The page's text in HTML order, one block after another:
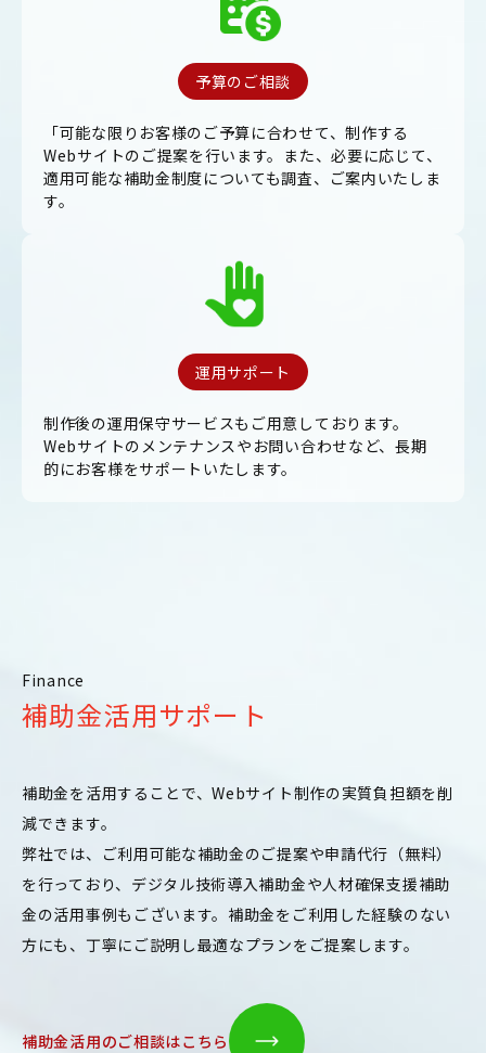
予算のご相談
「可能な限りお客様のご予算に合わせて、制作する
Webサイトのご提案を行います。また、必要に応じて、
適用可能な補助金制度についても調査、ご案内いたしま
す。
運用サポート
制作後の運用保守サービスもご用意しております。
Webサイトのメンテナンスやお問い合わせなど、長期
的にお客様をサポートいたします。
Finance
補助金活用サポート
補助金を活用することで、Webサイト制作の実質負担額を削
減できます。
弊社では、ご利用可能な補助金のご提案や申請代行（無料）
を行っており、デジタル技術導入補助金や人材確保支援補助
金の活用事例もございます。補助金をご利用した経験のない
方にも、丁寧にご説明し最適なプランをご提案します。
補助金活用のご相談はこちら